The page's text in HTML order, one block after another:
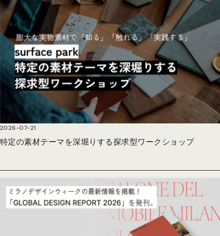
2026-07-21
特定の素材テーマを深堀りする探求型ワークショップ